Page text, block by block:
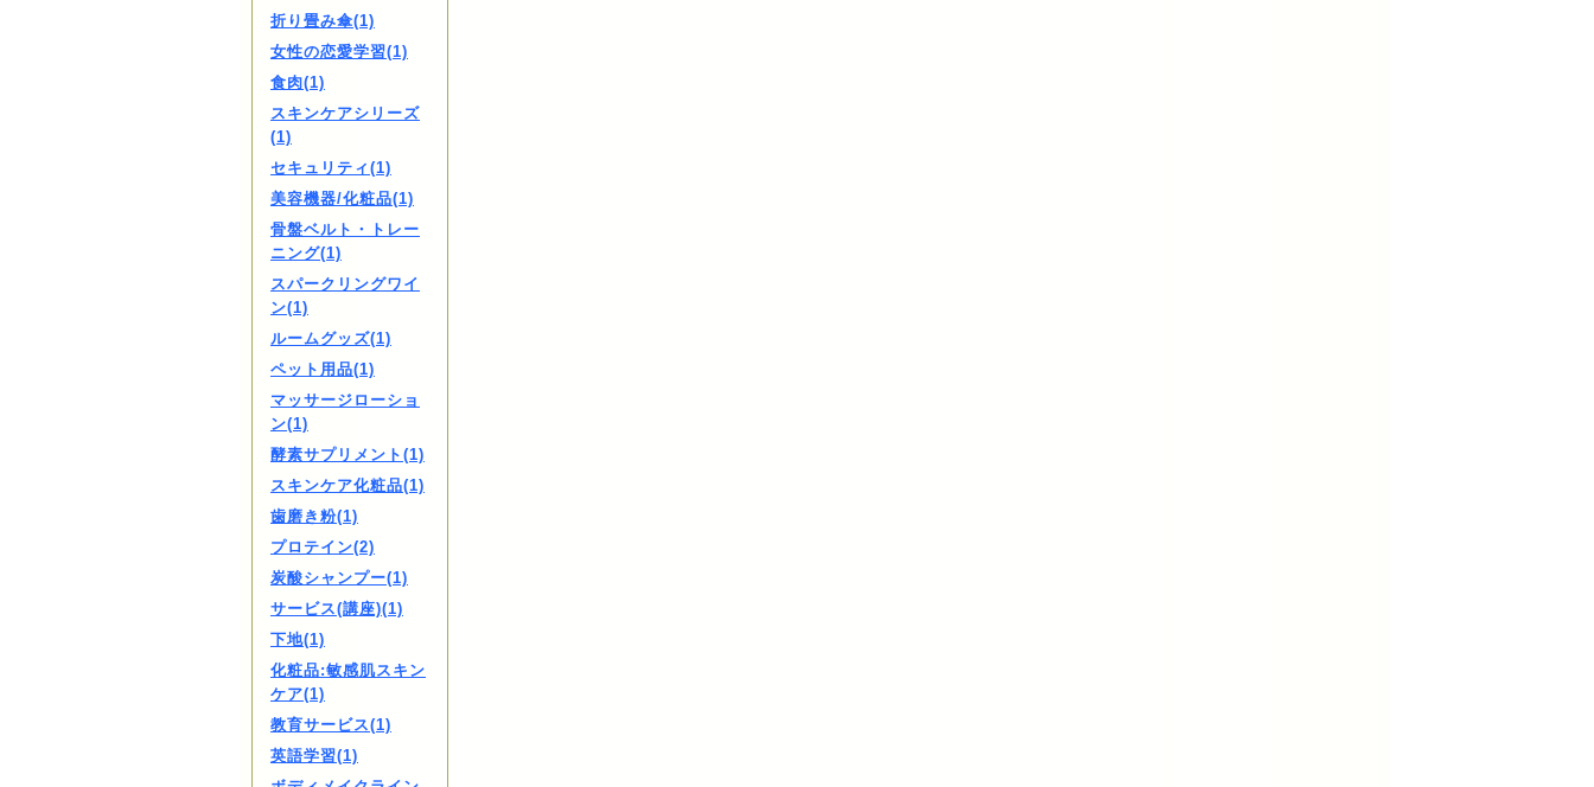
折り畳み傘(1)
女性の恋愛学習(1)
食肉(1)
スキンケアシリーズ
(1)
セキュリティ(1)
美容機器/化粧品(1)
骨盤ベルト・トレー
ニング(1)
スパークリングワイ
ン(1)
ルームグッズ(1)
ペット用品(1)
マッサージローショ
ン(1)
酵素サプリメント(1)
スキンケア化粧品(1)
歯磨き粉(1)
プロテイン(2)
炭酸シャンプー(1)
サービス(講座)(1)
下地(1)
化粧品:敏感肌スキン
ケア(1)
教育サービス(1)
英語学習(1)